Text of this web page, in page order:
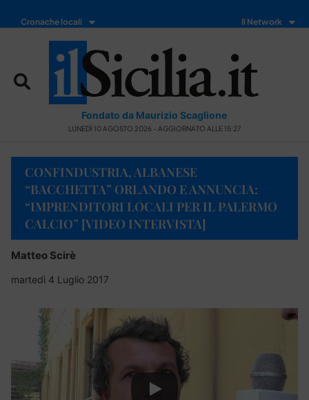
Cronache locali Il Network
Fondato da Maurizio Scaglione
LUNEDÌ 10 AGOSTO 2026 - AGGIORNATO ALLE 15:27
CONFINDUSTRIA, ALBANESE
“BACCHETTA” ORLANDO E ANNUNCIA:
“IMPRENDITORI LOCALI PER IL PALERMO
CALCIO” [VIDEO INTERVISTA]
Matteo Scirè
martedì 4 Luglio 2017